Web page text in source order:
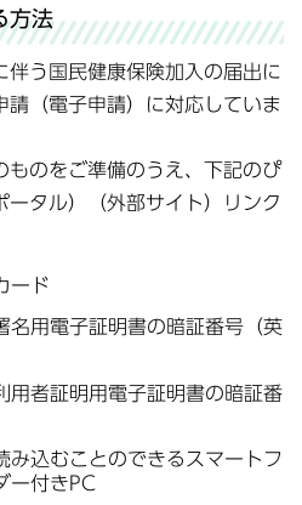
方法
伴う国民健康保険加入の届出に
請（電子申請）に対応していま
ものをご準備のうえ、下記のぴ
ータル）（外部サイト）リンク
ード
名用電子証明書の暗証番号（英
用者証明用電子証明書の暗証番
み込むことのできるスマートフ
ー付きPC